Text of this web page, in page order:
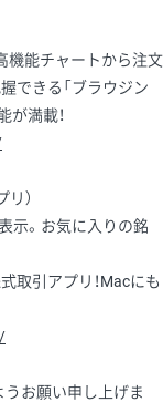
機能チャートから注文
できる「ブラウジン
が満載！
）
示。お気に入りの銘
取引アプリ！Macにも
うお願い申し上げま